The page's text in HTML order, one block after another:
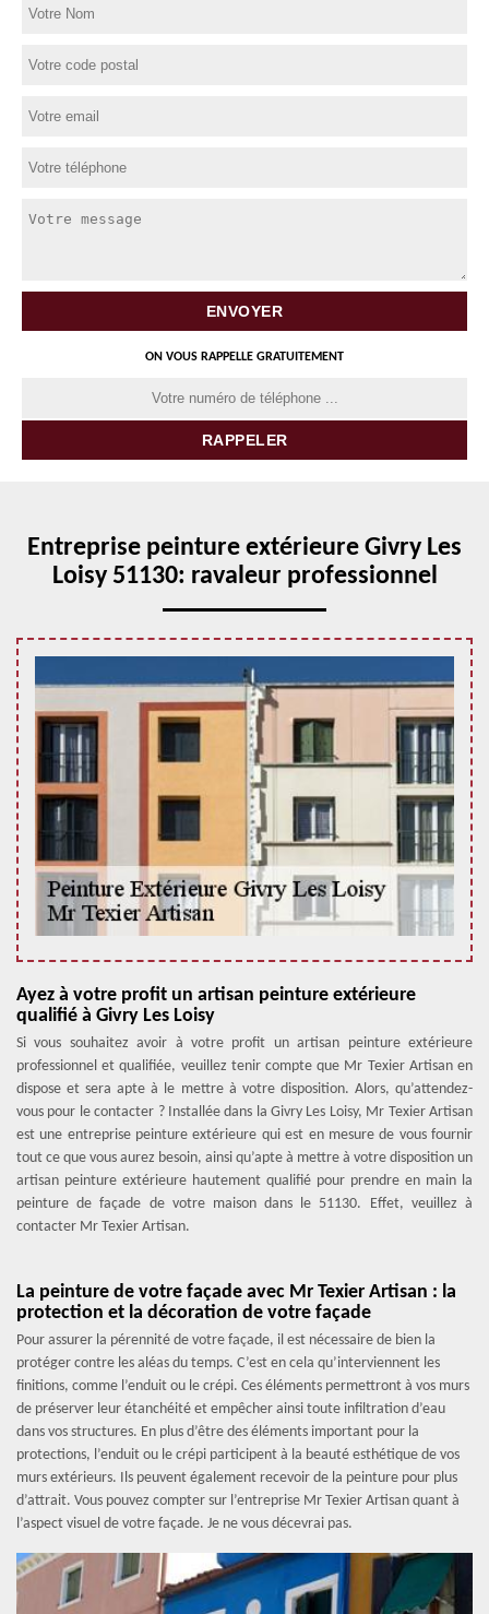
ON VOUS RAPPELLE GRATUITEMENT
Entreprise peinture extérieure Givry Les
Loisy 51130: ravaleur professionnel
Ayez à votre profit un artisan peinture extérieure
qualifié à Givry Les Loisy
Si vous souhaitez avoir à votre profit un artisan peinture extérieure
professionnel et qualifiée, veuillez tenir compte que Mr Texier Artisan en
dispose et sera apte à le mettre à votre disposition. Alors, qu’attendez-
vous pour le contacter ? Installée dans la Givry Les Loisy, Mr Texier Artisan
est une entreprise peinture extérieure qui est en mesure de vous fournir
tout ce que vous aurez besoin, ainsi qu’apte à mettre à votre disposition un
artisan peinture extérieure hautement qualifié pour prendre en main la
peinture de façade de votre maison dans le 51130. Effet, veuillez à
contacter Mr Texier Artisan.
La peinture de votre façade avec Mr Texier Artisan : la
protection et la décoration de votre façade
Pour assurer la pérennité de votre façade, il est nécessaire de bien la
protéger contre les aléas du temps. C’est en cela qu’interviennent les
finitions, comme l’enduit ou le crépi. Ces éléments permettront à vos murs
de préserver leur étanchéité et empêcher ainsi toute infiltration d’eau
dans vos structures. En plus d’être des éléments important pour la
protections, l’enduit ou le crépi participent à la beauté esthétique de vos
murs extérieurs. Ils peuvent également recevoir de la peinture pour plus
d’attrait. Vous pouvez compter sur l’entreprise Mr Texier Artisan quant à
l’aspect visuel de votre façade. Je ne vous décevrai pas.